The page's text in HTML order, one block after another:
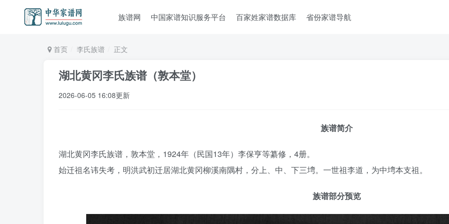
族谱网 中国家谱知识服务平台 百家姓家谱数据库 省份家谱导航
首页 李氏族谱 正文
湖北黄冈李氏族谱（敦本堂）
2026-06-05 16:08更新
族谱简介
湖北黄冈李氏族谱，敦本堂，1924年（民国13年）李保亨等纂修，4册。
始迁祖名讳失考，明洪武初迁居湖北黄冈柳溪南隅村，分上、中、下三塆。一世祖李道，为中塆本支祖。
族谱部分预览